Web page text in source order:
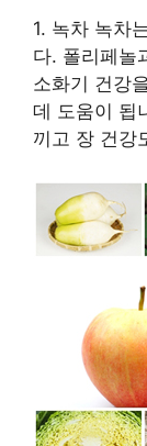
1. 녹차 녹차
다. 폴리페놀
소화기 건강
데 도움이 됩
끼고 장 건강